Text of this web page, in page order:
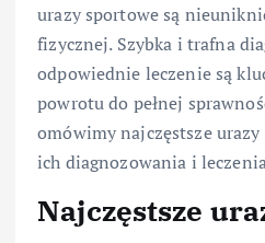
urazy sportowe są
fizycznej. Szybka i trafna
odpowiednie leczenie są
powrotu do pełnej
omówimy najczęstsze
ich diagnozowania i
Najczęstsze